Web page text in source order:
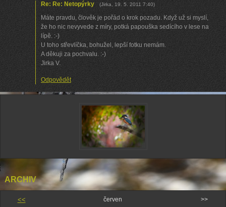
Re: Re: Netopýrky (Jirka 19. 5. 2011 7:40)
Máte pravdu, člověk je pořád o krok pozadu. Když už si myslí,
že ho nic nevyvede z míry, potká papouška sedícího v lese na
lípě. :-)
U toho střevlíčka, bohužel, lepší fotku nemám.
A děkuji za pochvalu. :-)
Jirka V.
Odpovědět
ARCHIV
<< červen >>